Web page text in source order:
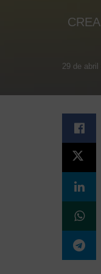
29 de abril